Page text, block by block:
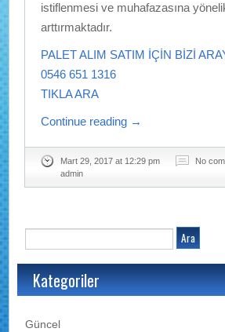
istiflenmesi ve muhafazasına
arttırmaktadır.
PALET ALIM SATIM İÇİN BİZİ
0546 651 1316
TIKLA ARA
Continue reading →
Mart 29, 2017 at 12:29 pm
No
admin
Kategoriler
Güncel